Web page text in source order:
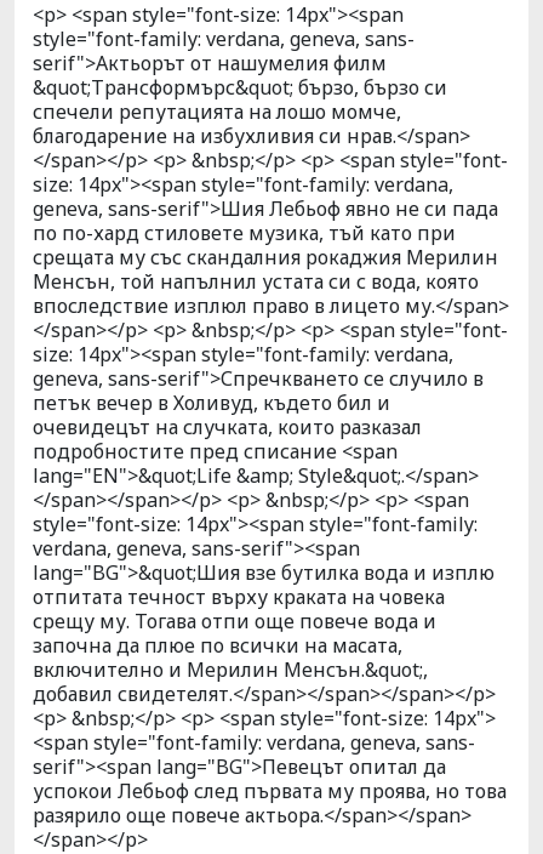
<p> <span style="font-size: 14px"><span
style="font-family: verdana, geneva, sans-
serif">Актьорът от нашумелия филм
&quot;Трансформърс&quot; бързо, бързо си
спечели репутацията на лошо момче,
благодарение на избухливия си нрав.</span>
</span></p> <p> &nbsp;</p> <p> <span style="font-
size: 14px"><span style="font-family: verdana,
geneva, sans-serif">Шия Лебьоф явно не си пада
по по-хард стиловете музика, тъй като при
срещата му със скандалния рокаджия Мерилин
Менсън, той напълнил устата си с вода, която
впоследствие изплюл право в лицето му.</span>
</span></p> <p> &nbsp;</p> <p> <span style="font-
size: 14px"><span style="font-family: verdana,
geneva, sans-serif">Спречкването се случило в
петък вечер в Холивуд, където бил и
очевидецът на случката, които разказал
подробностите пред списание <span
lang="EN">&quot;Life &amp; Style&quot;.</span>
</span></span></p> <p> &nbsp;</p> <p> <span
style="font-size: 14px"><span style="font-family:
verdana, geneva, sans-serif"><span
lang="BG">&quot;Шия взе бутилка вода и изплю
отпитата течност върху краката на човека
срещу му. Тогава отпи още повече вода и
започна да плюе по всички на масата,
включително и Мерилин Менсън.&quot;,
добавил свидетелят.</span></span></span></p>
<p> &nbsp;</p> <p> <span style="font-size: 14px">
<span style="font-family: verdana, geneva, sans-
serif"><span lang="BG">Певецът опитал да
успокои Лебьоф след първата му проява, но това
разярило още повече актьора.</span></span>
</span></p>